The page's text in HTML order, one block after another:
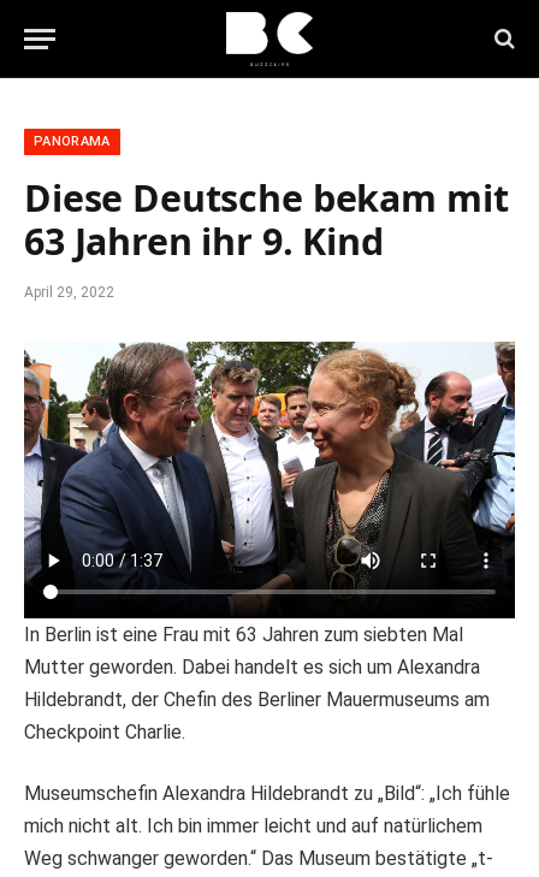
PANORAMA
Diese Deutsche bekam mit
63 Jahren ihr 9. Kind
April 29, 2022
In Berlin ist eine Frau mit 63 Jahren zum siebten Mal
Mutter geworden. Dabei handelt es sich um Alexandra
Hildebrandt, der Chefin des Berliner Mauermuseums am
Checkpoint Charlie.
Museumschefin Alexandra Hildebrandt zu „Bild“: „Ich fühle
mich nicht alt. Ich bin immer leicht und auf natürlichem
Weg schwanger geworden.“ Das Museum bestätigte „t-